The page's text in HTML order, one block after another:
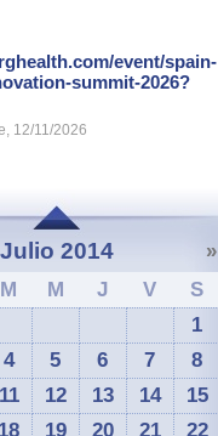
event/spain-
summit-2026?
12/11/2026
Julio 2014
»
M M J V
S
1
4 5 6 7
8
11 12 13 14
15
18 19 20 21 22